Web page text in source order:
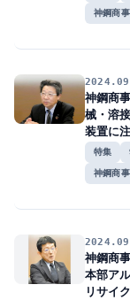
神鋼商
神鋼商
械・溶
装置に
特集
神鋼商
神鋼商
本部ア
リサイ